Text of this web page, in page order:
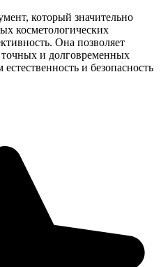
который значительно
косметологических
Она позволяет
точных и долговременных
и безопасность